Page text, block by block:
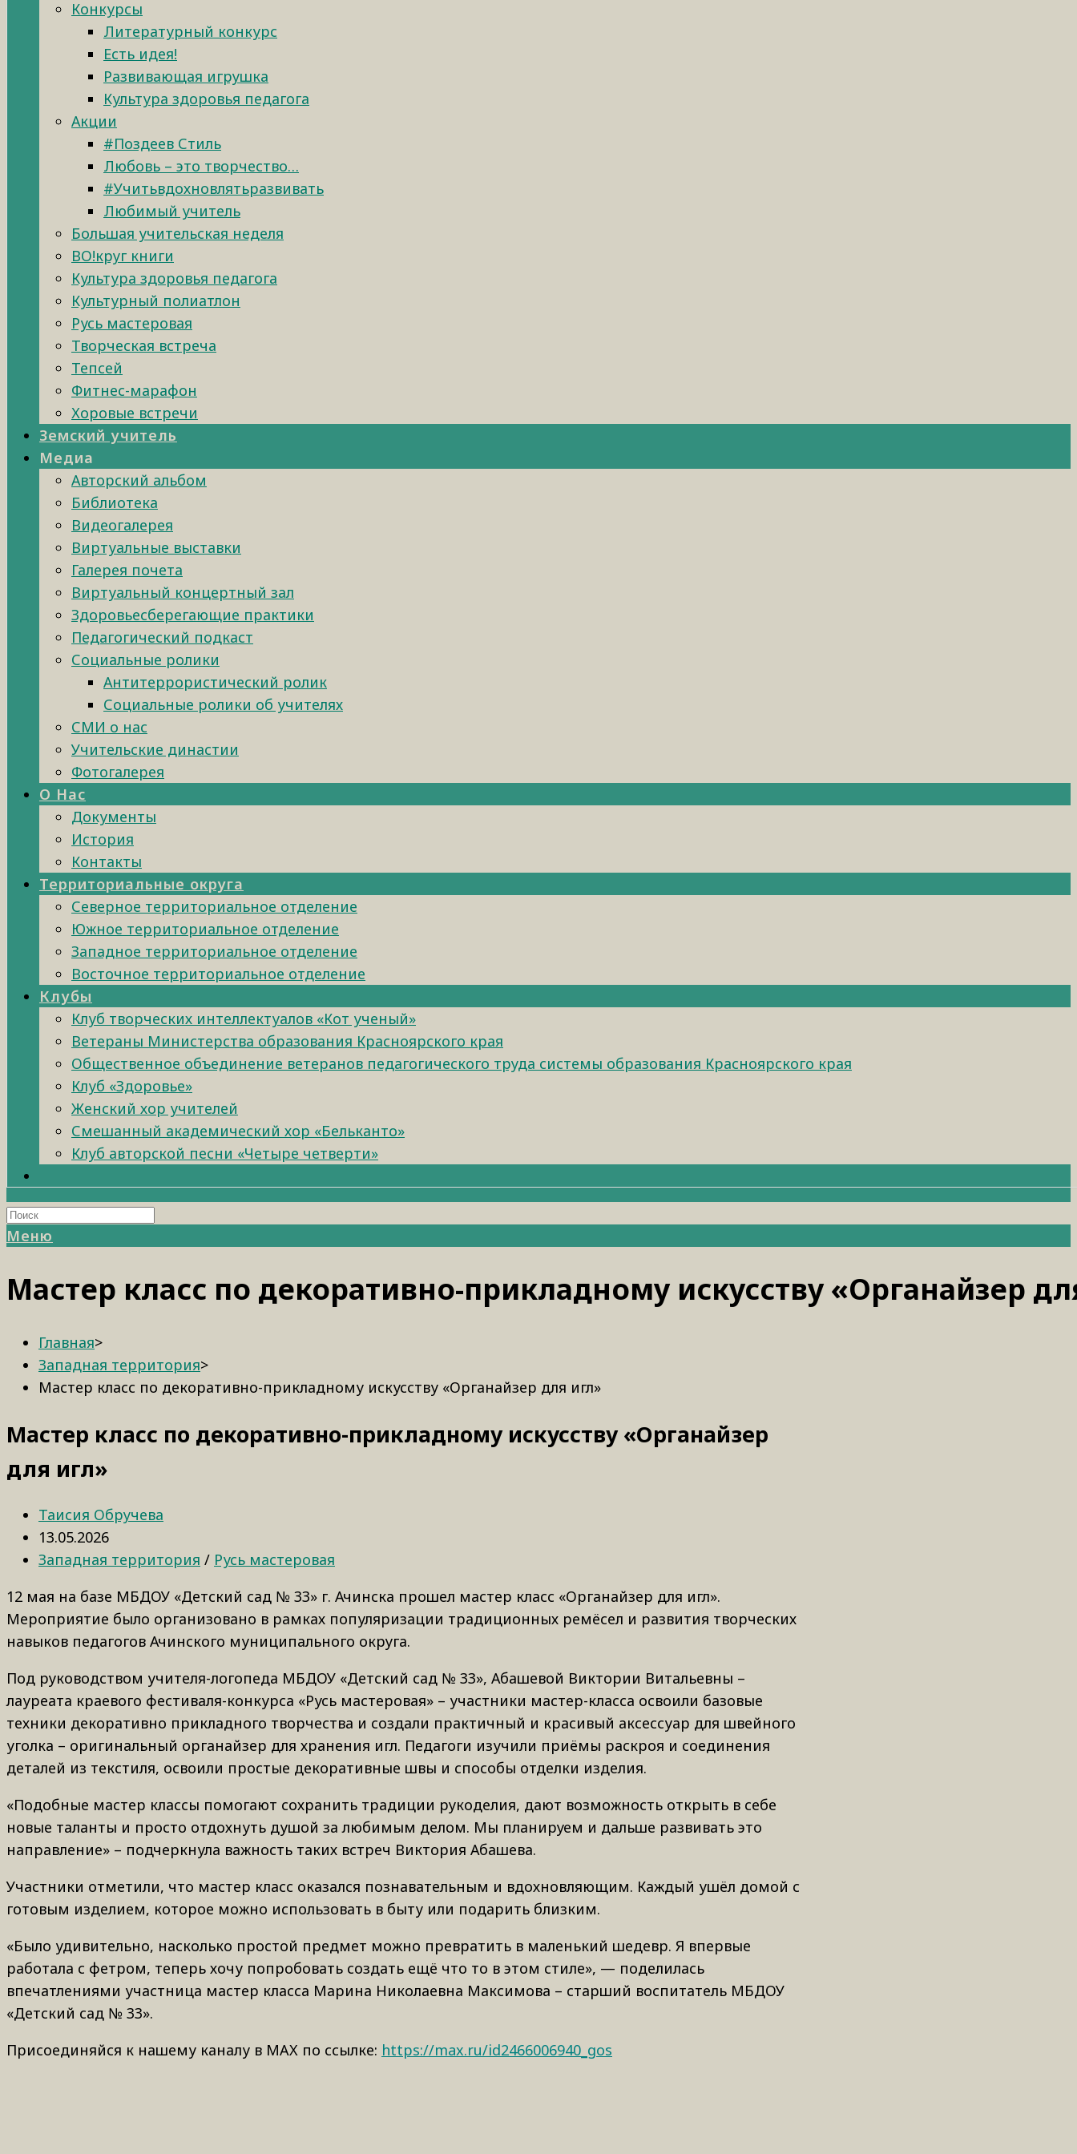
Конкурсы
Литературный конкурс
Есть идея!
Развивающая игрушка
Культура здоровья педагога
Акции
#Поздеев Стиль
Любовь – это творчество…
#Учитьвдохновлятьразвивать
Любимый учитель
Большая учительская неделя
ВО!круг книги
Культура здоровья педагога
Культурный полиатлон
Русь мастеровая
Творческая встреча
Тепсей
Фитнес-марафон
Хоровые встречи
Земский учитель
Медиа
Авторский альбом
Библиотека
Видеогалерея
Виртуальные выставки
Галерея почета
Виртуальный концертный зал
Здоровьесберегающие практики
Педагогический подкаст
Социальные ролики
Антитеррористический ролик
Социальные ролики об учителях
СМИ о нас
Учительские династии
Фотогалерея
О Нас
Документы
История
Контакты
Территориальные округа
Северное территориальное отделение
Южное территориальное отделение
Западное территориальное отделение
Восточное территориальное отделение
Клубы
Клуб творческих интеллектуалов «Кот ученый»
Ветераны Министерства образования Красноярского края
Общественное объединение ветеранов педагогического труда системы образования Красноярского края
Клуб «Здоровье»
Женский хор учителей
Смешанный академический хор «Бельканто»
Клуб авторской песни «Четыре четверти»
Меню
Мастер класс по декоративно-прикладному искусству «Органайзер
Главная>
Западная территория>
Мастер класс по декоративно-прикладному искусству «Органайзер для игл»
Мастер класс по декоративно-прикладному искусству «Органайзер
для игл»
Таисия Обручева
13.05.2026
Западная территория / Русь мастеровая
12 мая на базе МБДОУ «Детский сад № 33» г. Ачинска прошел мастер класс «Органайзер для игл».
Мероприятие было организовано в рамках популяризации традиционных ремёсел и развития творческих
навыков педагогов Ачинского муниципального округа.
Под руководством учителя-логопеда МБДОУ «Детский сад № 33», Абашевой Виктории Витальевны –
лауреата краевого фестиваля-конкурса «Русь мастеровая» – участники мастер-класса освоили базовые
техники декоративно прикладного творчества и создали практичный и красивый аксессуар для швейного
уголка – оригинальный органайзер для хранения игл. Педагоги изучили приёмы раскроя и соединения
деталей из текстиля, освоили простые декоративные швы и способы отделки изделия.
«Подобные мастер классы помогают сохранить традиции рукоделия, дают возможность открыть в себе
новые таланты и просто отдохнуть душой за любимым делом. Мы планируем и дальше развивать это
направление» – подчеркнула важность таких встреч Виктория Абашева.
Участники отметили, что мастер класс оказался познавательным и вдохновляющим. Каждый ушёл домой с
готовым изделием, которое можно использовать в быту или подарить близким.
«Было удивительно, насколько простой предмет можно превратить в маленький шедевр. Я впервые
работала с фетром, теперь хочу попробовать создать ещё что то в этом стиле», — поделилась
впечатлениями участница мастер класса Марина Николаевна Максимова – старший воспитатель МБДОУ
«Детский сад № 33».
Присоединяйся к нашему каналу в MAX по ссылке: https://max.ru/id2466006940_gos